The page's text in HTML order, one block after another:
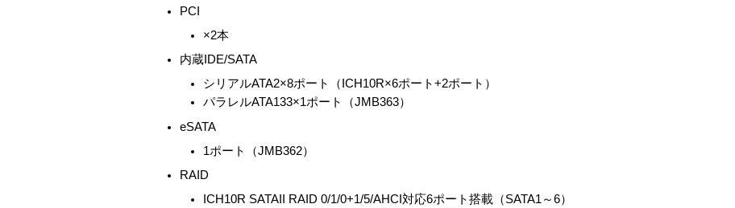
PCI
×2本
内蔵IDE/SATA
シリアルATA2×8ポート（ICH10R×6ポート+2ポート）
パラレルATA133×1ポート（JMB363）
eSATA
1ポート（JMB362）
RAID
ICH10R SATAII RAID 0/1/0+1/5/AHCI対応6ポート搭載（SATA1～6）